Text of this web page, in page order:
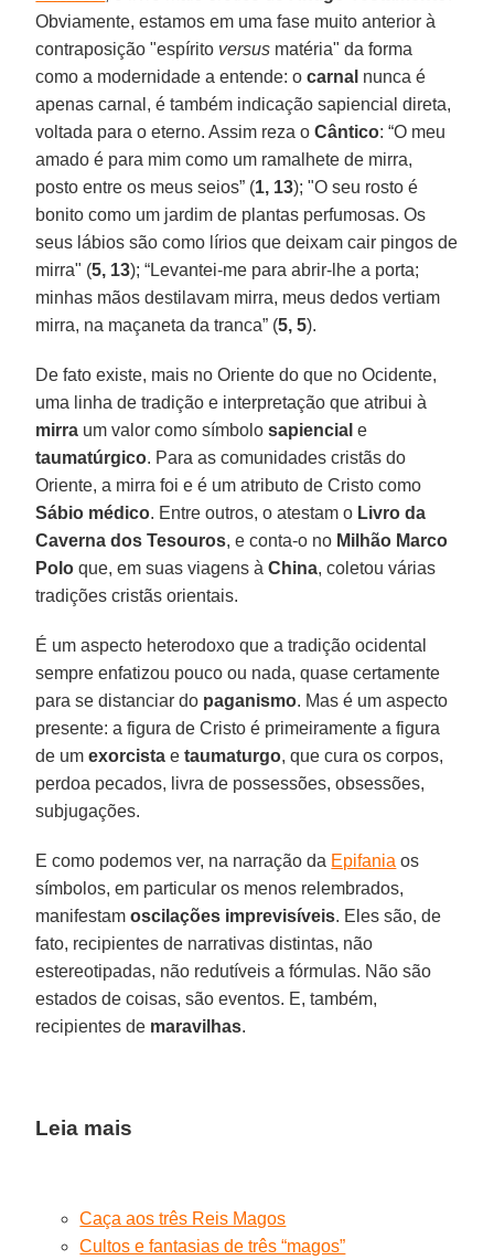
Obviamente, estamos em uma fase muito anterior à
contraposição "espírito versus matéria" da forma
como a modernidade a entende: ocarnal nunca é
apenas carnal, é também indicação sapiencial direta,
voltada para o eterno. Assim reza oCântico: “O meu
amado é para mim como um ramalhete de mirra,
posto entre os meus seios” (1, 13); "O seu rosto é
bonito como um jardim de plantas perfumosas. Os
seus lábios são como lírios que deixam cair pingos de
mirra" (5, 13); “Levantei-me para abrir-lhe a porta;
minhas mãos destilavam mirra, meus dedos vertiam
mirra, na maçaneta da tranca” (5, 5).
De fato existe, mais no Oriente do que no Ocidente,
uma linha de tradição e interpretação que atribui à
mirra um valor como símbolosapiencial e
taumatúrgico. Para as comunidades cristãs do
Oriente, a mirra foi e é um atributo de Cristo como
Sábio médico. Entre outros, o atestam o Livro da
Caverna dos Tesouros, e conta-o no Milhão Marco
Polo que, em suas viagens àChina, coletou várias
tradições cristãs orientais.
É um aspecto heterodoxo que a tradição ocidental
sempre enfatizou pouco ou nada, quase certamente
para se distanciar do paganismo. Mas é um aspecto
presente: a figura de Cristo é primeiramente a figura
de umexorcista etaumaturgo, que cura os corpos,
perdoa pecados, livra de possessões, obsessões,
subjugações.
E como podemos ver, na narração da Epifania os
símbolos, em particular os menos relembrados,
manifestamoscilações imprevisíveis. Eles são, de
fato, recipientes de narrativas distintas, não
estereotipadas, não redutíveis a fórmulas. Não são
estados de coisas, são eventos. E, também,
recipientes de maravilhas.
Leia mais
Caça aos três Reis Magos
Cultos e fantasias de três “magos”